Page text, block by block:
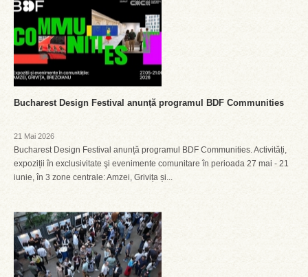
Bucharest Design Festival anunță programul BDF Communities
21 Mai 2026
Bucharest Design Festival anunță programul BDF Communities. Activități,
expoziții în exclusivitate şi evenimente comunitare în perioada 27 mai - 21
iunie, în 3 zone centrale: Amzei, Grivița și...